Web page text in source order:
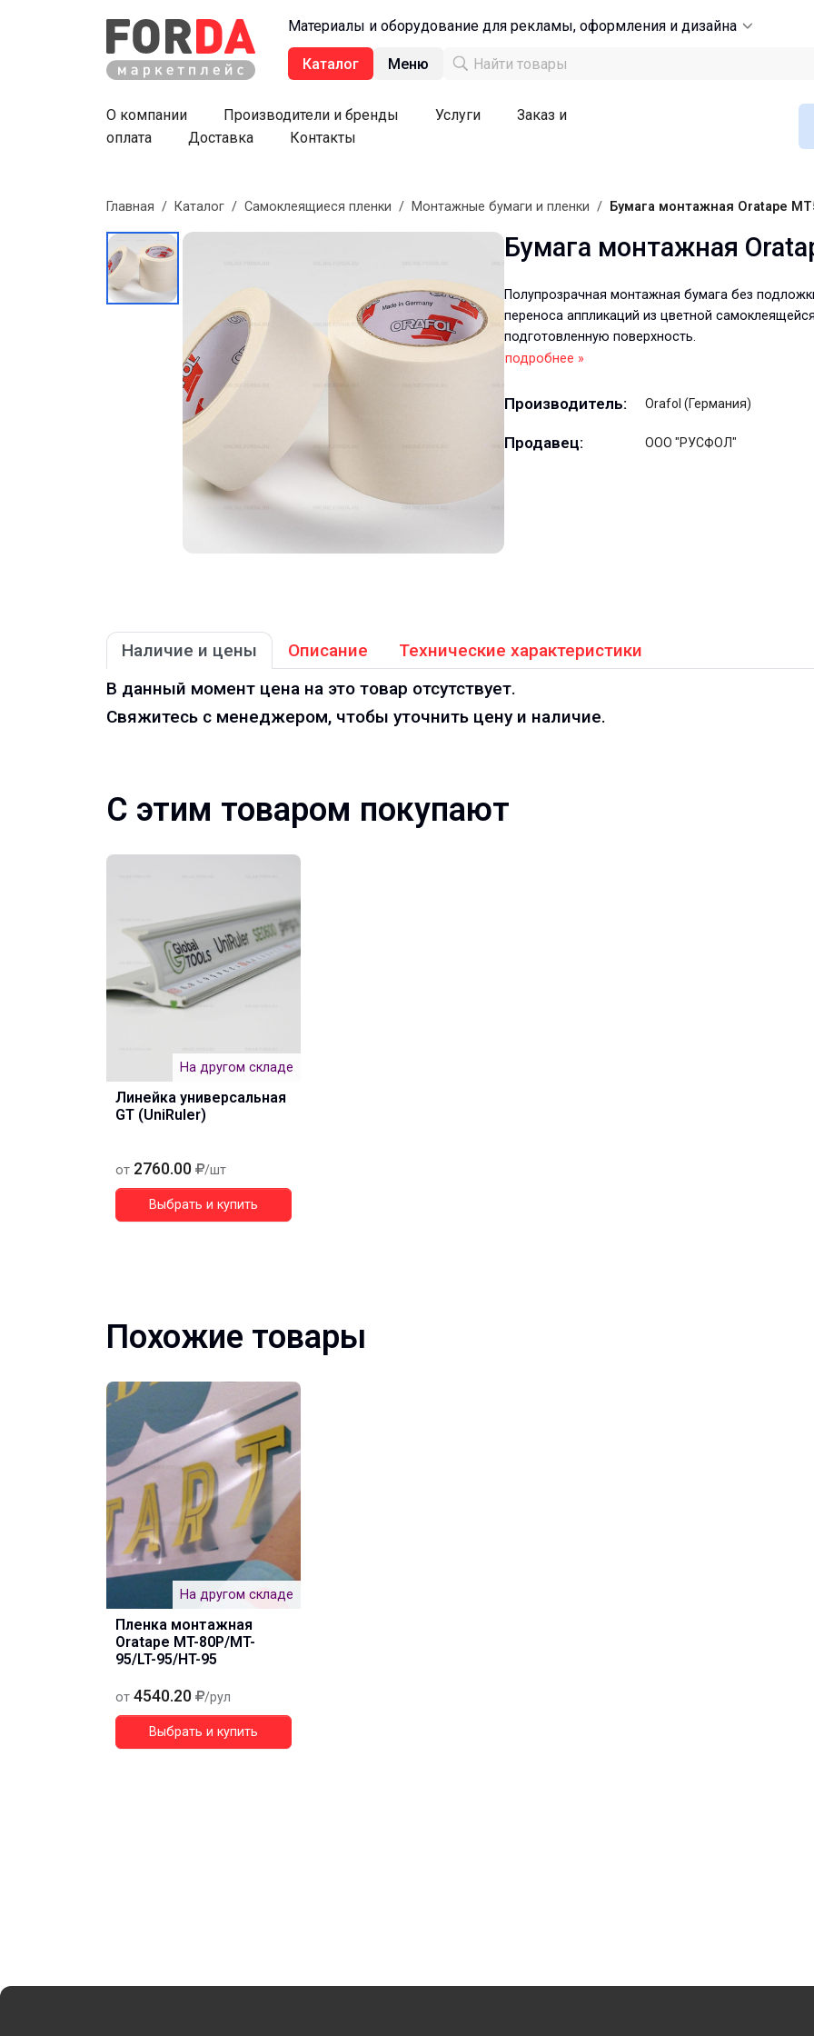
Материалы и оборудование для рекламы, оформления и дизайна
Каталог Меню
О компании Производители и бренды Услуги
Заказ и
оплата
Доставка Контакты
Главная / Каталог / Самоклеящиеся пленки / Монтажные бумаги и пленки / Бумага монтажная Oratape
Бумага монтажная
Полупрозрачная монтажная бумага без
переноса аппликаций из цветной
подготовленную поверхность.
подробнее »
Производитель: Orafol (Германия)
Продавец: ООО "РУСФОЛ"
Наличие и цены Описание
Технические характеристики
В данный момент цена на это товар отсутствует.
Свяжитесь с менеджером, чтобы уточнить цену и наличие.
С этим товаром покупают
На другом складе
Линейка универсальная
GT (UniRuler)
от 2760.00 /шт
Выбрать и купить
Похожие товары
На другом складе
Пленка монтажная
Oratape MT-80P/MT-
95/LT-95/HT-95
от 4540.20 /рул
Выбрать и купить